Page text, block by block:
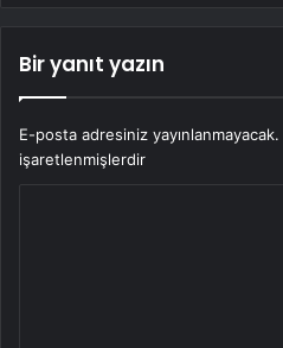
Bir yanıt yazın
E-posta adresiniz yayınlanmayacak.
işaretlenmişlerdir